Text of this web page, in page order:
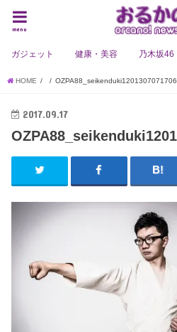
menu
ガジェット 健康・美容 乃木坂46
HOME
2017.09.17